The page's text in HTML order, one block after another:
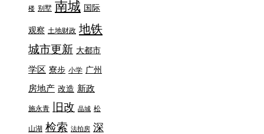
楼 别墅 南城 国际
观察 土地财政 地铁
城市更新 大都市
学区 寮步 小学 广州
房地产 改造 新政
施永青 旧改 晶城 松
山湖 检索 法拍房 深